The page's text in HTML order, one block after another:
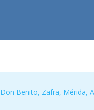
Don Benito, Zafra, Mérida,